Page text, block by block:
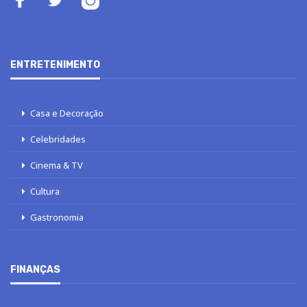
ENTRETENIMENTO
Casa e Decoração
Celebridades
Cinema & TV
Cultura
Gastronomia
FINANÇAS